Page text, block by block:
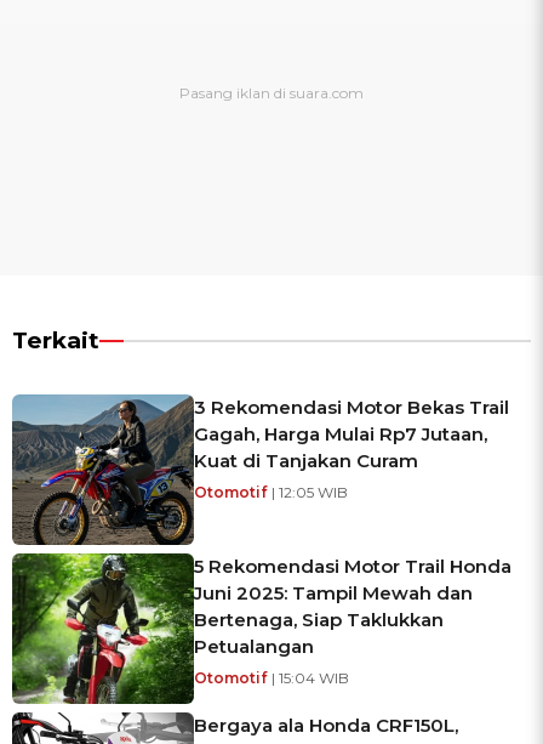
Terkait
3 Rekomendasi Motor Bekas Trail
Gagah, Harga Mulai Rp7 Jutaan,
Kuat di Tanjakan Curam
Otomotif | 12:05 WIB
5 Rekomendasi Motor Trail Honda
Juni 2025: Tampil Mewah dan
Bertenaga, Siap Taklukkan
Petualangan
Otomotif | 15:04 WIB
Bergaya ala Honda CRF150L,